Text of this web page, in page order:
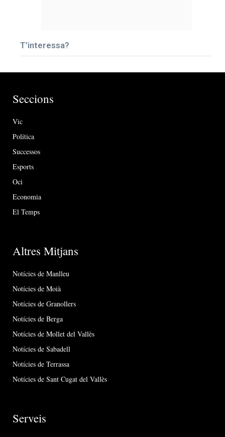
T’interessa?
Seccions
Vic
Política
Successos
Esports
Oci
Economia
El Temps
Altres Mitjans
Notícies de Manlleu
Notícies de Moià
Notícies de Granollers
Notícies de Berga
Notícies de Mollet del Vallès
Notícies de Sabadell
Notícies de Terrassa
Notícies de Sant Cugat del Vallès
Serveis